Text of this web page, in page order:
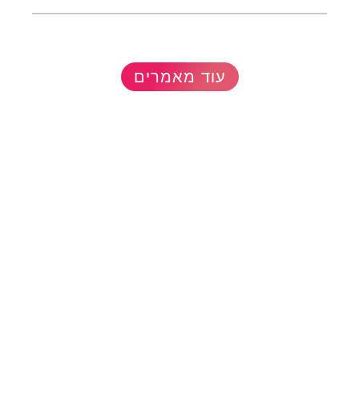
עוד מאמרים